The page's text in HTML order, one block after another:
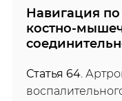
Навигация по
костно-
Статья 64.